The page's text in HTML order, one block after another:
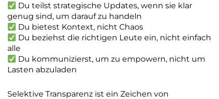
Du teilst strategische Updates, wenn sie klar
genug sind, um darauf zu handeln
Du bietest Kontext, nicht Chaos
Du beziehst die richtigen Leute ein, nicht einfach
alle
Du kommunizierst, um zu empowern, nicht um
Lasten abzuladen
Selektive Transparenz ist ein Zeichen von